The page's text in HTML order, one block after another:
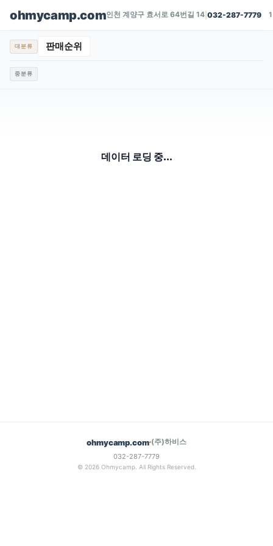
ohmycamp.com인천 계양구 효서로 64번길 14 |032-287-7779
대분류 판매순위
중분류
데이터 로딩 중...
ohmycamp.com (주)하비스
032-287-7779
© 2026 Ohmycamp. All Rights Reserved.